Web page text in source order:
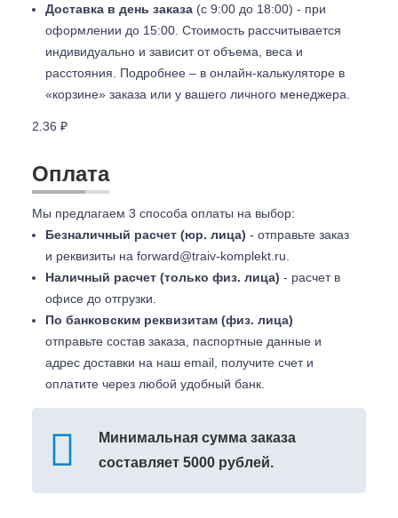
Доставка в день заказа (с 9:00 до 18:00) - при
оформлении до 15:00. Стоимость рассчитывается
индивидуально и зависит от объема, веса и
расстояния. Подробнее – в онлайн-калькуляторе в
«корзине» заказа или у вашего личного менеджера.
2.36 ₽
Оплата
Мы предлагаем 3 способа оплаты на выбор:
Безналичный расчет (юр. лица) - отправьте заказ
и реквизиты на forward@traiv-komplekt.ru
Наличный расчет (только физ. лица) - расчет в
офисе до отгрузки.
По банковским реквизитам (физ. лица)
отправьте состав заказа, паспортные данные и
адрес доставки на наш email, получите счет и
оплатите через любой удобный банк.
Минимальная сумма заказа
составляет 5000 рублей.